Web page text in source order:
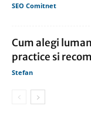
SEO Comitnet
Cum alegi
practice si
Stefan